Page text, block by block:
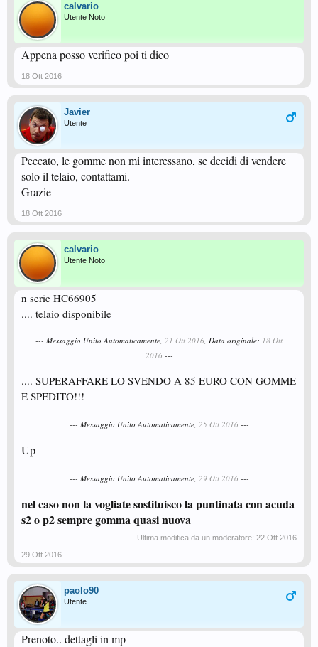
calvario
Utente Noto
Appena posso verifico poi ti dico
18 Ott 2016
Javier
Utente
Peccato, le gomme non mi interessano, se decidi di vendere
solo il telaio, contattami.
Grazie
18 Ott 2016
calvario
Utente Noto
n serie HC66905
.... telaio disponibile
--- Messaggio Unito Automaticamente, 21 Ott 2016, Data originale: 18 Ott
2016 ---
.... SUPERAFFARE LO SVENDO A 85 EURO CON GOMME
E SPEDITO!!!
--- Messaggio Unito Automaticamente, 25 Ott 2016 ---
Up
--- Messaggio Unito Automaticamente, 29 Ott 2016 ---
nel caso non la vogliate sostituisco la puntinata con acuda
s2 o p2 sempre gomma quasi nuova
Ultima modifica da un moderatore: 22 Ott 2016
29 Ott 2016
paolo90
Utente
Prenoto.. dettagli in mp